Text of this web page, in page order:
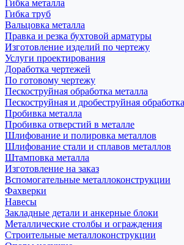
Гибка металла
Гибка труб
Вальцовка металла
Правка и резка бухтовой арматуры
Изготовление изделий по чертежу
Услуги проектирования
Доработка чертежей
По готовому чертежу
Пескоструйная обработка металла
Пескоструйная и дробеструйная
Пробивка металла
Пробивка отверстий в металле
Шлифование и полировка металлов
Шлифование стали и сплавов металлов
Штамповка металла
Изготовление на заказ
Вспомогательные металлоконструкции
Фахверки
Навесы
Закладные детали и анкерные блоки
Металлические столбы и ограждения
Строительные металлоконструкции